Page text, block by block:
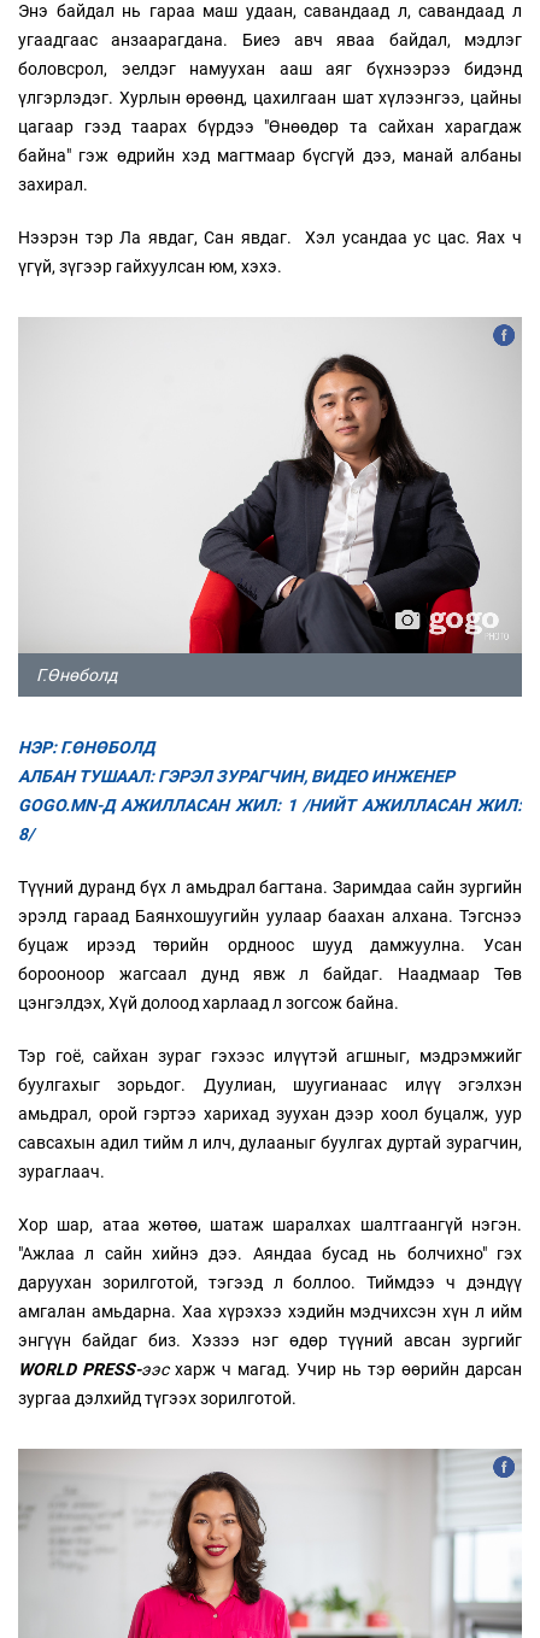
Энэ байдал нь гараа маш удаан, савандаад л, савандаад л
угаадгаас анзаарагдана. Биеэ авч яваа байдал, мэдлэг
боловсрол, эелдэг намуухан ааш аяг бүхнээрээ бидэнд
үлгэрлэдэг. Хурлын өрөөнд, цахилгаан шат хүлээнгээ, цайны
цагаар гээд таарах бүрдээ "Өнөөдөр та сайхан харагдаж
байна" гэж өдрийн хэд магтмаар бүсгүй дээ, манай албаны
захирал.
Нээрэн тэр Ла явдаг, Сан явдаг. Хэл усандаа ус цас. Яах ч
үгүй, зүгээр гайхуулсан юм, хэхэ.
Г.Өнөболд
НЭР: Г.ӨНӨБОЛД
АЛБАН ТУШААЛ: ГЭРЭЛ ЗУРАГЧИН, ВИДЕО ИНЖЕНЕР
GOGO.MN-Д АЖИЛЛАСАН ЖИЛ: 1 /НИЙТ АЖИЛЛАСАН ЖИЛ:
8/
Түүний дуранд бүх л амьдрал багтана. Заримдаа сайн зургийн
эрэлд гараад Баянхошуугийн уулаар баахан алхана. Тэгснээ
буцаж ирээд төрийн ордноос шууд дамжуулна. Усан
борооноор жагсаал дунд явж л байдаг. Наадмаар Төв
цэнгэлдэх, Хүй долоод харлаад л зогсож байна.
Тэр гоё, сайхан зураг гэхээс илүүтэй агшныг, мэдрэмжийг
буулгахыг зорьдог. Дуулиан, шуугианаас илүү эгэлхэн
амьдрал, орой гэртээ харихад зуухан дээр хоол буцалж, уур
савсахын адил тийм л илч, дулааныг буулгах дуртай зурагчин,
зураглаач.
Хор шар, атаа жөтөө, шатаж шаралхах шалтгаангүй нэгэн.
"Ажлаа л сайн хийнэ дээ. Аяндаа бусад нь болчихно" гэх
даруухан зорилготой, тэгээд л боллоо. Тиймдээ ч дэндүү
амгалан амьдарна. Хаа хүрэхээ хэдийн мэдчихсэн хүн л ийм
энгүүн байдаг биз. Хэзээ нэг өдөр түүний авсан зургийг
WORLD PRESS-ээсхарж ч магад. Учир нь тэр өөрийн дарсан
зургаа дэлхийд түгээх зорилготой.